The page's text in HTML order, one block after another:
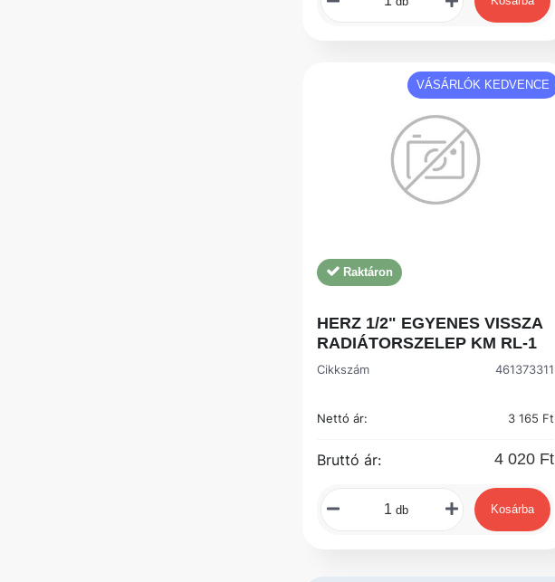
VÁSÁRLÓK KEDVENCE
Raktáron
HERZ 1/2" EGYENES VISSZA
RADIÁTORSZELEP KM RL-1
Cikkszám 461373311
Nettó ár: 3 165 Ft
Bruttó ár: 4 020 Ft
db Kosárba